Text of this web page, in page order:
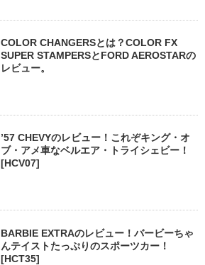
COLOR CHANGERSとは？COLOR FX
SUPER STAMPERSとFORD AEROSTARの
レビュー。
’57 CHEVYのレビュー！これぞキング・オ
ブ・アメ車なベルエア・トライシェビー！
[HCV07]
BARBIE EXTRAのレビュー！バービーちゃ
んテイストたっぷりのスポーツカー！
[HCT35]